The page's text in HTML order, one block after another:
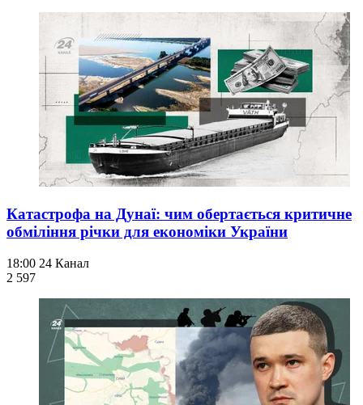
Катастрофа на Дунаї: чим обертається критичне
обміління річки для економіки України
18:00 24 Канал
2 597